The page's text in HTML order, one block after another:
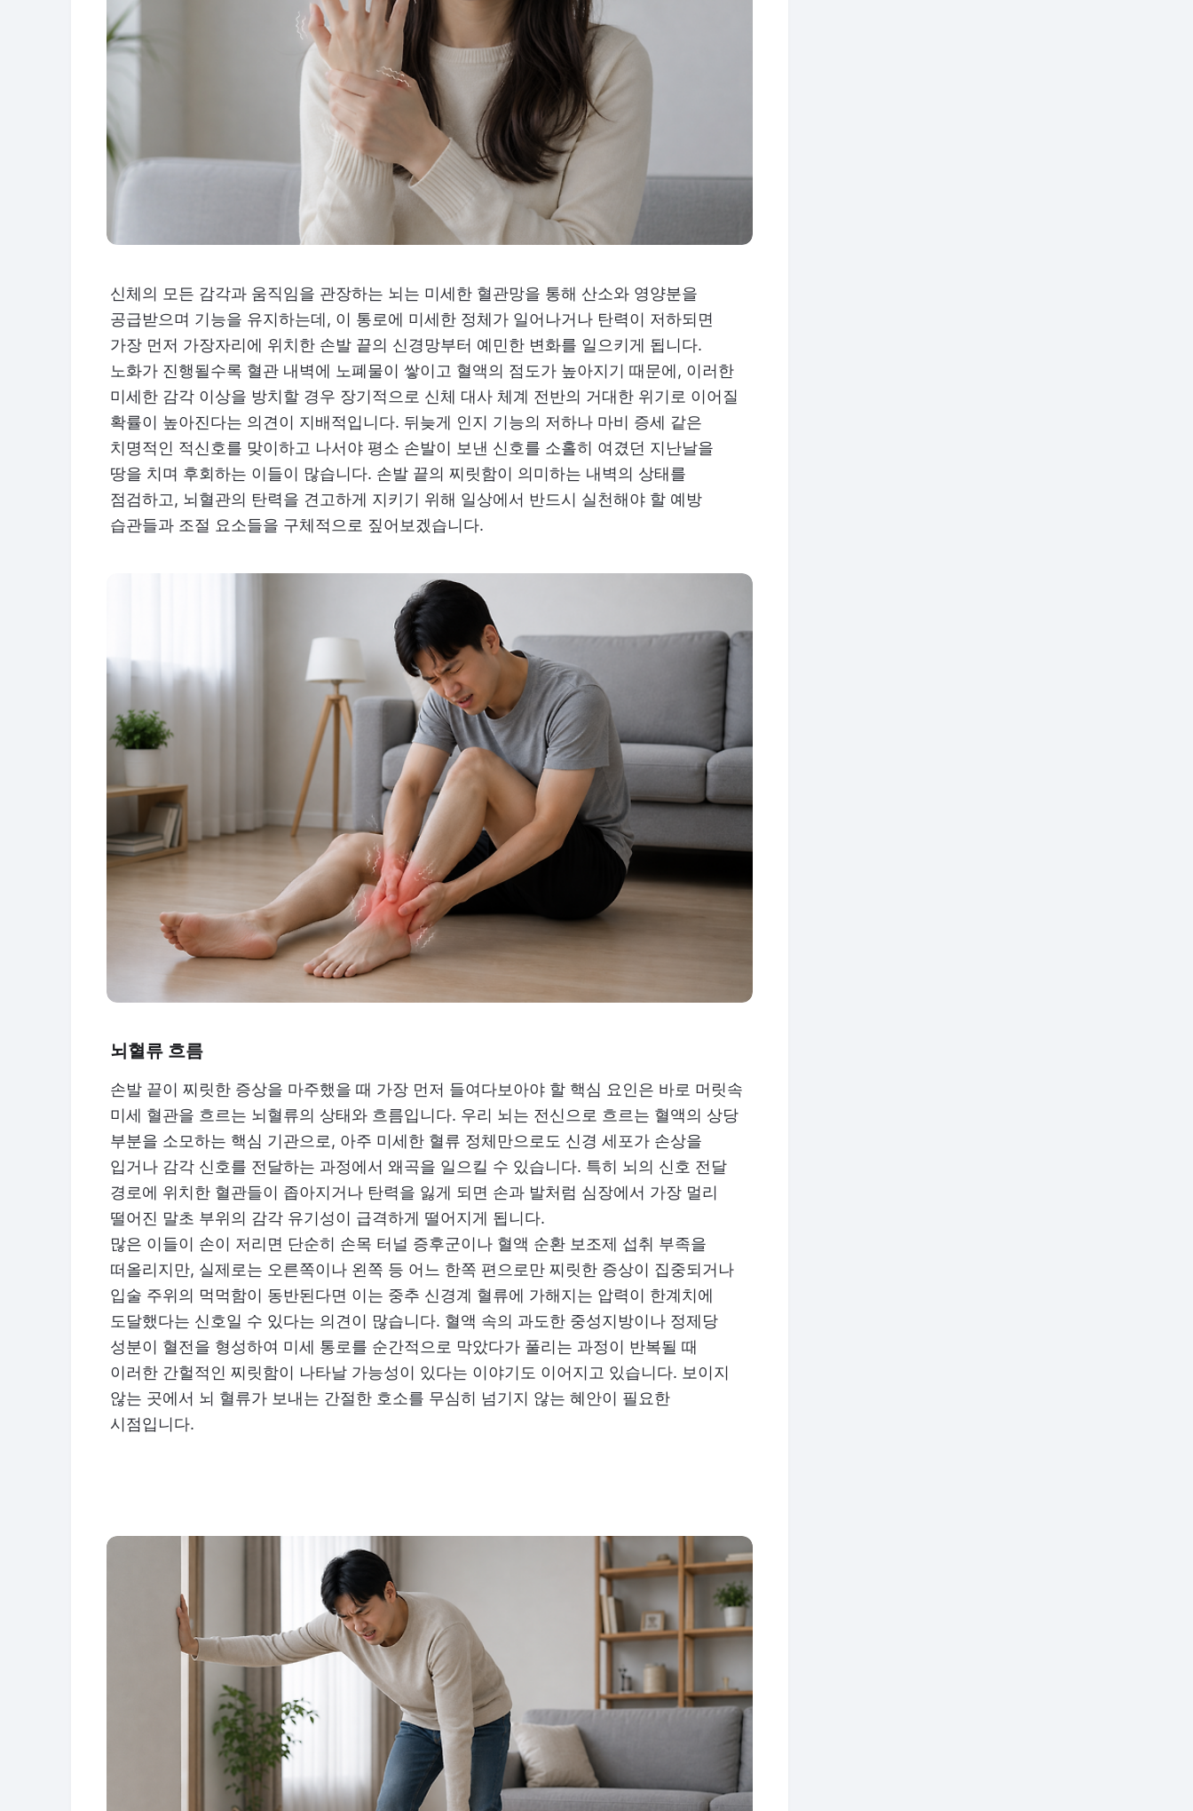
신체의 모든 감각과 움직임을 관장하는 뇌는 미세한 혈관망을 통해 산소와 영양분을
공급받으며 기능을 유지하는데, 이 통로에 미세한 정체가 일어나거나 탄력이 저하되면
가장 먼저 가장자리에 위치한 손발 끝의 신경망부터 예민한 변화를 일으키게 됩니다.
노화가 진행될수록 혈관 내벽에 노폐물이 쌓이고 혈액의 점도가 높아지기 때문에, 이러한
미세한 감각 이상을 방치할 경우 장기적으로 신체 대사 체계 전반의 거대한 위기로 이어질
확률이 높아진다는 의견이 지배적입니다. 뒤늦게 인지 기능의 저하나 마비 증세 같은
치명적인 적신호를 맞이하고 나서야 평소 손발이 보낸 신호를 소홀히 여겼던 지난날을
땅을 치며 후회하는 이들이 많습니다. 손발 끝의 찌릿함이 의미하는 내벽의 상태를
점검하고, 뇌혈관의 탄력을 견고하게 지키기 위해 일상에서 반드시 실천해야 할 예방
습관들과 조절 요소들을 구체적으로 짚어보겠습니다.
뇌혈류 흐름
손발 끝이 찌릿한 증상을 마주했을 때 가장 먼저 들여다보아야 할 핵심 요인은 바로 머릿속
미세 혈관을 흐르는 뇌혈류의 상태와 흐름입니다. 우리 뇌는 전신으로 흐르는 혈액의 상당
부분을 소모하는 핵심 기관으로, 아주 미세한 혈류 정체만으로도 신경 세포가 손상을
입거나 감각 신호를 전달하는 과정에서 왜곡을 일으킬 수 있습니다. 특히 뇌의 신호 전달
경로에 위치한 혈관들이 좁아지거나 탄력을 잃게 되면 손과 발처럼 심장에서 가장 멀리
떨어진 말초 부위의 감각 유기성이 급격하게 떨어지게 됩니다.
많은 이들이 손이 저리면 단순히 손목 터널 증후군이나 혈액 순환 보조제 섭취 부족을
떠올리지만, 실제로는 오른쪽이나 왼쪽 등 어느 한쪽 편으로만 찌릿한 증상이 집중되거나
입술 주위의 먹먹함이 동반된다면 이는 중추 신경계 혈류에 가해지는 압력이 한계치에
도달했다는 신호일 수 있다는 의견이 많습니다. 혈액 속의 과도한 중성지방이나 정제당
성분이 혈전을 형성하여 미세 통로를 순간적으로 막았다가 풀리는 과정이 반복될 때
이러한 간헐적인 찌릿함이 나타날 가능성이 있다는 이야기도 이어지고 있습니다. 보이지
않는 곳에서 뇌 혈류가 보내는 간절한 호소를 무심히 넘기지 않는 혜안이 필요한
시점입니다.